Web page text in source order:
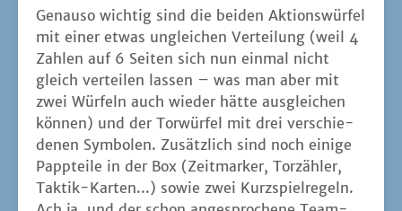
Genau­so wich­tig sind die bei­den Akti­ons­wür­fel
mit einer etwas unglei­chen Ver­tei­lung (weil 4
Zah­len auf 6 Sei­ten sich nun ein­mal nicht
gleich ver­tei­len las­sen – was man aber mit
zwei Wür­feln auch wie­der hät­te aus­glei­chen
kön­nen) und der Tor­wür­fel mit drei ver­schie­
de­nen Sym­bo­len. Zusätz­lich sind noch eini­ge
Papp­tei­le in der Box (Zeit­mar­ker, Tor­zäh­ler,
Tak­tik-Kar­ten...) sowie zwei Kurz­spiel­re­geln.